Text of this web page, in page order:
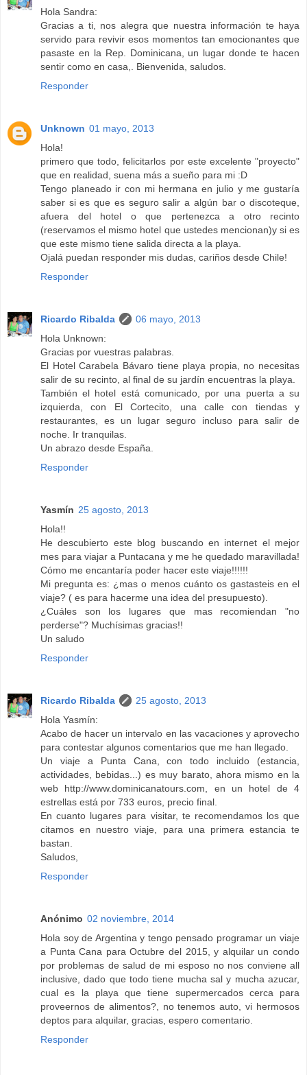
Hola Sandra:
Gracias a ti, nos alegra que nuestra información te haya
servido para revivir esos momentos tan emocionantes que
pasaste en la Rep. Dominicana, un lugar donde te hacen
sentir como en casa,. Bienvenida, saludos.
Responder
Unknown 01 mayo, 2013
Hola!
primero que todo, felicitarlos por este excelente "proyecto"
que en realidad, suena más a sueño para mi :D
Tengo planeado ir con mi hermana en julio y me gustaría
saber si es que es seguro salir a algún bar o discoteque,
afuera del hotel o que pertenezca a otro recinto
(reservamos el mismo hotel que ustedes mencionan)y si es
que este mismo tiene salida directa a la playa.
Ojalá puedan responder mis dudas, cariños desde Chile!
Responder
Ricardo Ribalda
06 mayo, 2013
Hola Unknown:
Gracias por vuestras palabras.
El Hotel Carabela Bávaro tiene playa propia, no necesitas
salir de su recinto, al final de su jardín encuentras la playa.
También el hotel está comunicado, por una puerta a su
izquierda, con El Cortecito, una calle con tiendas y
restaurantes, es un lugar seguro incluso para salir de
noche. Ir tranquilas.
Un abrazo desde España.
Responder
Yasmín 25 agosto, 2013
Hola!!
He descubierto este blog buscando en internet el mejor
mes para viajar a Puntacana y me he quedado maravillada!
Cómo me encantaría poder hacer este viaje!!!!!!
Mi pregunta es: ¿mas o menos cuánto os gastasteis en el
viaje? ( es para hacerme una idea del presupuesto).
¿Cuáles son los lugares que mas recomiendan "no
perderse"? Muchísimas gracias!!
Un saludo
Responder
Ricardo Ribalda
25 agosto, 2013
Hola Yasmín:
Acabo de hacer un intervalo en las vacaciones y aprovecho
para contestar algunos comentarios que me han llegado.
Un viaje a Punta Cana, con todo incluido (estancia,
actividades, bebidas...) es muy barato, ahora mismo en la
web http://www.dominicanatours.com, en un hotel de 4
estrellas está por 733 euros, precio final.
En cuanto lugares para visitar, te recomendamos los que
citamos en nuestro viaje, para una primera estancia te
bastan.
Saludos,
Responder
Anónimo 02 noviembre, 2014
Hola soy de Argentina y tengo pensado programar un viaje
a Punta Cana para Octubre del 2015, y alquilar un condo
por problemas de salud de mi esposo no nos conviene all
inclusive, dado que todo tiene mucha sal y mucha azucar,
cual es la playa que tiene supermercados cerca para
proveernos de alimentos?, no tenemos auto, vi hermosos
deptos para alquilar, gracias, espero comentario.
Responder